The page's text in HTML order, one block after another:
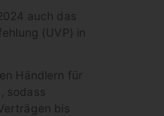
auch das
(UVP) in
Händlern für
sodass
bis